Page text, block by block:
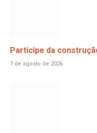
Participe da
7 de agosto de 2026